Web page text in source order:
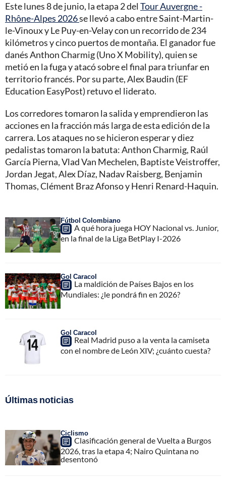
Este lunes 8 de junio, la etapa 2 del Tour Auvergne -
Rhône-Alpes 2026se llevó a cabo entre Saint-Martin-
le-Vinoux y Le Puy-en-Velay con un recorrido de 234
kilómetros y cinco puertos de montaña. El ganador fue
danés Anthon Charmig (Uno X Mobility), quien se
metió en la fuga y atacó sobre el final para triunfar en
territorio francés. Por su parte, Alex Baudin (EF
Education EasyPost) retuvo el liderato.
Los corredores tomaron la salida y emprendieron las
acciones en la fracción más larga de esta edición de la
carrera. Los ataques no se hicieron esperar y diez
pedalistas tomaron la batuta: Anthon Charmig, Raúl
García Pierna, Vlad Van Mechelen, Baptiste Veistroffer,
Jordan Jegat, Alex Díaz, Nadav Raisberg, Benjamin
Thomas, Clément Braz Afonso y Henri Renard-Haquin.
Fútbol Colombiano
A qué hora juega HOY Nacional vs. Junior,
en la final de la Liga BetPlay I-2026
Gol Caracol
La maldición de Países Bajos en los
Mundiales: ¿le pondrá fin en 2026?
Gol Caracol
Real Madrid puso a la venta la camiseta
con el nombre de León XIV; ¿cuánto cuesta?
Últimas noticias
Ciclismo
Clasificación general de Vuelta a Burgos
2026, tras la etapa 4; Nairo Quintana no
desentonó